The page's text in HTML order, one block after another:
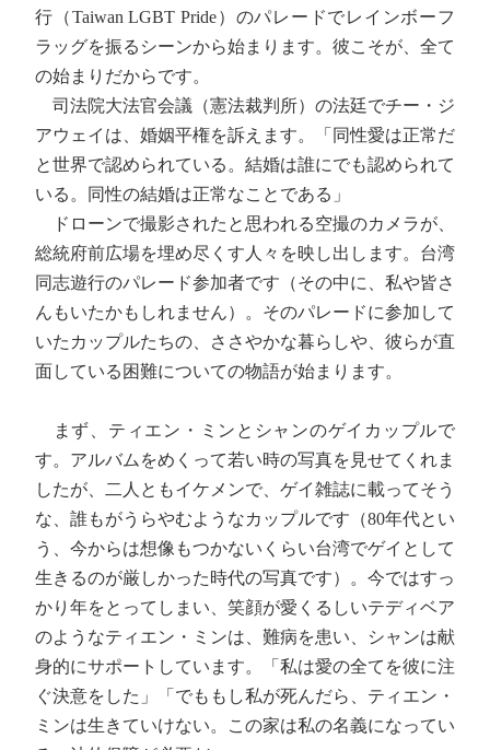
行（Taiwan LGBT Pride）のパレードでレインボーフ
ラッグを振るシーンから始まります。彼こそが、全て
の始まりだからです。
司法院大法官会議（憲法裁判所）の法廷でチー・ジ
アウェイは、婚姻平権を訴えます。「同性愛は正常だ
と世界で認められている。結婚は誰にでも認められて
いる。同性の結婚は正常なことである」
ドローンで撮影されたと思われる空撮のカメラが、
総統府前広場を埋め尽くす人々を映し出します。台湾
同志遊行のパレード参加者です（その中に、私や皆さ
んもいたかもしれません）。そのパレードに参加して
いたカップルたちの、ささやかな暮らしや、彼らが直
面している困難についての物語が始まります。
まず、ティエン・ミンとシャンのゲイカップルで
す。アルバムをめくって若い時の写真を見せてくれま
したが、二人ともイケメンで、ゲイ雑誌に載ってそう
な、誰もがうらやむようなカップルです（80年代とい
う、今からは想像もつかないくらい台湾でゲイとして
生きるのが厳しかった時代の写真です）。今ではすっ
かり年をとってしまい、笑顔が愛くるしいテディベア
のようなティエン・ミンは、難病を患い、シャンは献
身的にサポートしています。「私は愛の全てを彼に注
ぐ決意をした」「でももし私が死んだら、ティエン・
ミンは生きていけない。この家は私の名義になってい